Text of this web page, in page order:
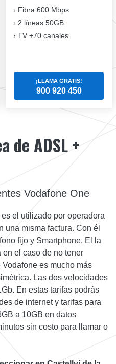
Fibra 600 Mbps
2 líneas 50GB
TV +70 canales
¡LLAMA GRATIS!
900 920 450
de ADSL +
Vodafone One
el utilizado por operadora
una misma factura. Con él
fijo y Smartphone. El la
en el caso de no tener
es mucho más
Las dos velocidades
En estas tarifas podrás
de internet y tarifas para
a 10GB en datos
sin costo para llamar o